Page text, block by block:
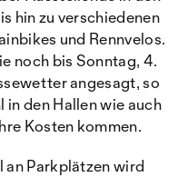
hin zu verschiedenen
und Rennvelos.
noch bis Sonntag, 4.
angesagt, so
in den Hallen wie auch
Kosten kommen.
an Parkplätzen wird